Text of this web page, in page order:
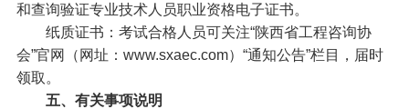
和查询验证专业技术人员职业资格电子证书。
纸质证书：考试合格人员可关注“陕西省工程咨询协
会”官网（网址：www.sxaec.com）“通知公告”栏目，届时
领取。
五、有关事项说明